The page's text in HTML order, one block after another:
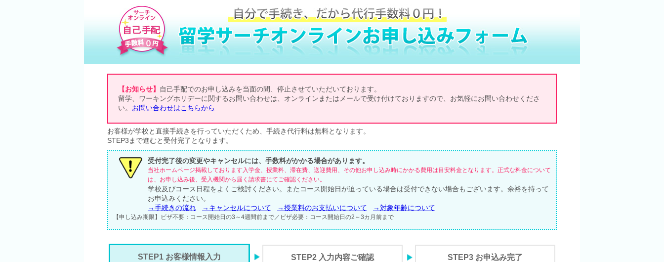
【お知らせ】
自己手配でのお申し込みを当面の間、停止させていただいております。
留学、ワーキングホリデーに関するお問い合わせは、オンラインまたはメールで受け付けておりますので、お気軽にお問い合わせくださ
い。 お問い合わせはこちらから
お客様が学校と直接手続きを行っていただくため、手続き代行料は無料となります。
STEP3まで進むと受付完了となります。
受付完了後の変更やキャンセルには、手数料がかかる場合があります。
当社ホームページ掲載しております入学金、授業料、滞在費、送迎費用、その他お申し込み時にかかる費用は目安料金となります。正式な料金について
は、お申し込み後、受入機関から届く請求書にてご確認ください。
学校及びコース日程をよくご検討ください。またコース開始日が迫っている場合は受付できない場合もございます。余裕を持って
お申込みください。
→手続きの流れ
→キャンセルについて →授業料のお支払いについて →対象年齢について
【申し込み期限】ビザ不要：コース開始日の3～4週間前まで／ビザ必要：コース開始日の2～3カ月前まで
STEP1 お客様情報入力 STEP2 入力内容ご確認 STEP3 お申込み完了